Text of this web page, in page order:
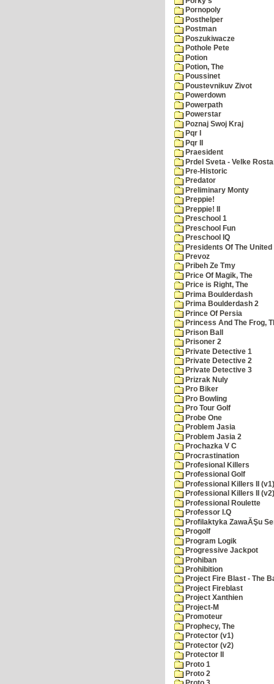
Pornopoly
Posthelper
Postman
Poszukiwacze
Pothole Pete
Potion
Potion, The
Poussinet
Poustevnikuv Zivot
Powerdown
Powerpath
Powerstar
Poznaj Swoj Kraj
Pqr I
Pqr II
Praesident
Prdel Sveta - Velke
Pre-Historic
Predator
Preliminary Monty
Preppie!
Preppie! II
Preschool 1
Preschool Fun
Preschool IQ
Presidents Of The
Prevoz
Pribeh Ze Tmy
Price Of Magik, The
Price is Right, The
Prima Boulderdash
Prima Boulderdash 2
Prince Of Persia
Princess And The Frog,
Prison Ball
Prisoner 2
Private Detective 1
Private Detective 2
Private Detective 3
Prizrak Nuly
Pro Biker
Pro Bowling
Pro Tour Golf
Probe One
Problem Jasia
Problem Jasia 2
Prochazka V C
Procrastination
Profesional Killers
Professional Golf
Professional Killers II (v1)
Professional Killers II (v2)
Professional Roulette
Professor I.Q
Profilaktyka ZawaĂŞu
Progolf
Program Logik
Progressive Jackpot
Prohiban
Prohibition
Project Fire Blast - The
Project Fireblast
Project Xanthien
Project-M
Promoteur
Prophecy, The
Protector (v1)
Protector (v2)
Protector II
Proto 1
Proto 2